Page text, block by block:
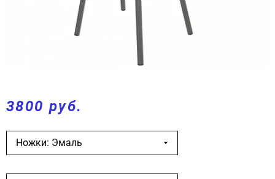
3800 руб.
Ножки: Эмаль